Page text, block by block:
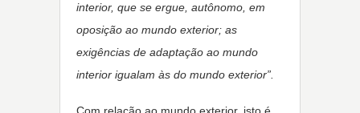
interior, que se ergue, autônomo, em
oposição ao mundo exterior; as
exigências de adaptação ao mundo
interior igualam às do mundo exterior”.